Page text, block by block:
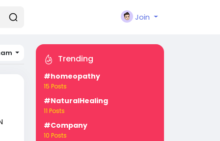
Join
Trending
#homeopathy
15 Posts
#NaturalHealing
11 Posts
#Company
10 Posts